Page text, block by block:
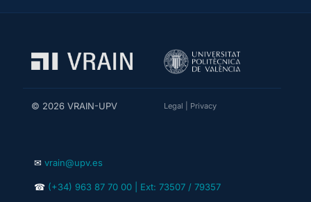
© 2026 VRAIN-UPV Legal Privacy
✉ vrain@upv.es
☎ (+34) 963 87 70 00 | Ext: 73507 / 79357